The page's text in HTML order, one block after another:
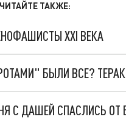
ЧИТАЙТЕ ТАКЖЕ:
XXI ВЕКА
БЫЛИ ВСЕ?
С ДАШЕЙ СПАСЛИСЬ ОТ